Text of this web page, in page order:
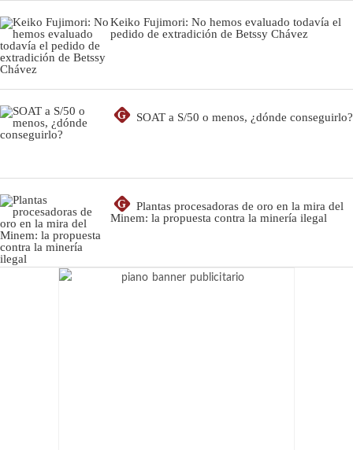
Keiko Fujimori: No hemos evaluado todavía el
pedido de extradición de Betssy Chávez
G SOAT a S/50 o menos, ¿dónde conseguirlo?
G
Plantas procesadoras de oro en la mira del
Minem: la propuesta contra la minería ilegal